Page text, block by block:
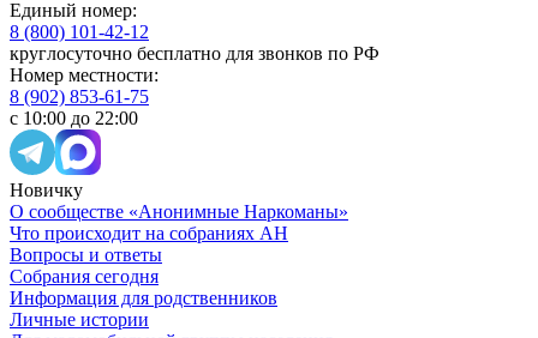
Единый номер:
8 (800) 101-42-12
круглосуточно бесплатно для звонков по РФ
Номер местности:
8 (902) 853-61-75
с 10:00 до 22:00
Новичку
О сообществе «Анонимные Наркоманы»
Что происходит на собраниях АН
Вопросы и ответы
Собрания сегодня
Информация для родственников
Личные истории